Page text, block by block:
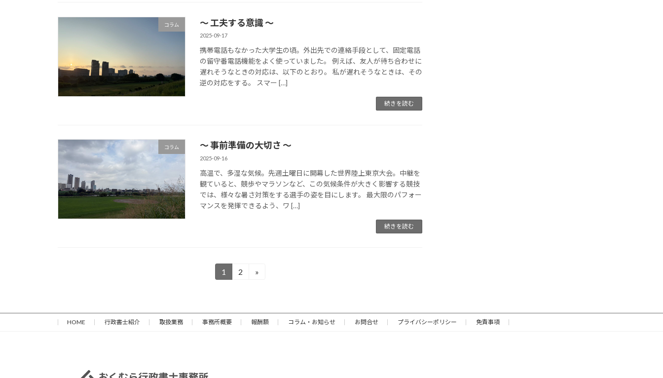
コラム 〜 工夫する意識 〜
2025-09-17
携帯電話もなかった大学生の頃。外出先での連絡手段として、固定電話
の留守番電話機能をよく使っていました。 例えば、友人が待ち合わせに
遅れそうなときの対応は、以下のとおり。 私が遅れそうなときは、その
逆の対応をする。 スマー […]
続きを読む
コラム 〜 事前準備の大切さ 〜
2025-09-16
高温で、多湿な気候。先週土曜日に開幕した世界陸上東京大会。中継を
観ていると、競歩やマラソンなど、この気候条件が大きく影響する競技
では、様々な暑さ対策をする選手の姿を目にします。 最大限のパフォー
マンスを発揮できるよう、ワ […]
続きを読む
の
ペ
固
ジ
1
固
ジ
2 »
HOME 行政書士紹介 取扱業務 事務所概要 報酬額 コラム・お知らせ お問合せ プライバシーポリシー 免責事項